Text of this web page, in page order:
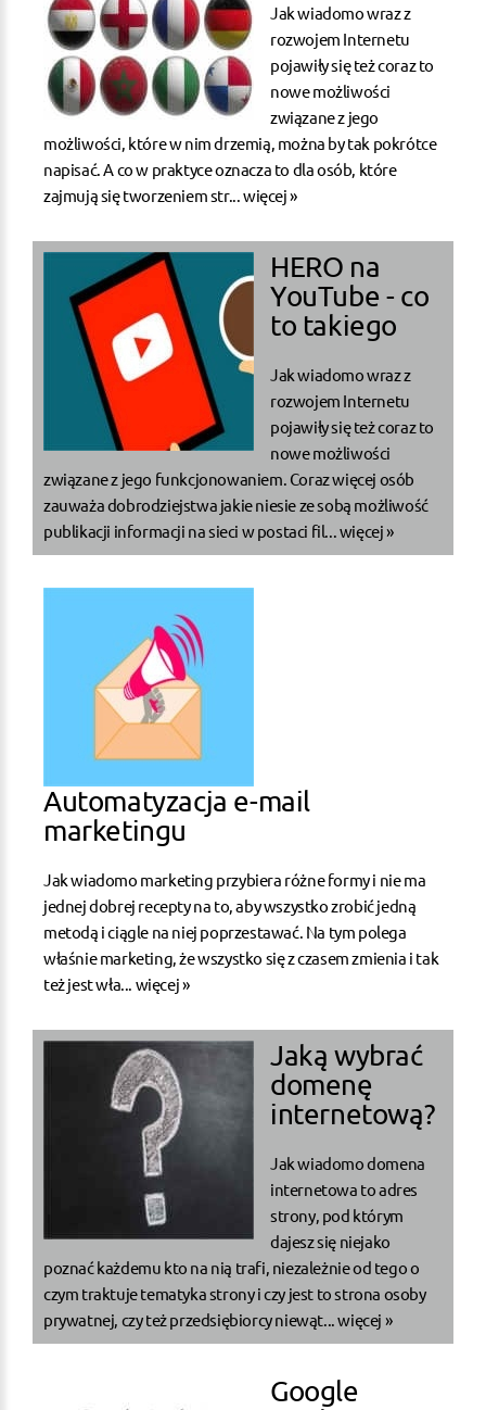
Jak wiadomo wraz z
rozwojem Internetu
pojawiły się też coraz to
nowe możliwości
związane z jego
możliwości, które w nim drzemią, można by tak pokrótce
napisać. A co w praktyce oznacza to dla osób, które
zajmują się tworzeniem str... więcej »
HERO na
YouTube - co
to takiego
Jak wiadomo wraz z
rozwojem Internetu
pojawiły się też coraz to
nowe możliwości
związane z jego funkcjonowaniem. Coraz więcej osób
zauważa dobrodziejstwa jakie niesie ze sobą możliwość
publikacji informacji na sieci w postaci fil... więcej »
Automatyzacja e-mail
marketingu
Jak wiadomo marketing przybiera różne formy i nie ma
jednej dobrej recepty na to, aby wszystko zrobić jedną
metodą i ciągle na niej poprzestawać. Na tym polega
właśnie marketing, że wszystko się z czasem zmienia i tak
też jest wła... więcej »
Jaką wybrać
domenę
internetową?
Jak wiadomo domena
internetowa to adres
strony, pod którym
dajesz się niejako
poznać każdemu kto na nią trafi, niezależnie od tego o
czym traktuje tematyka strony i czy jest to strona osoby
prywatnej, czy też przedsiębiorcy niewąt...więcej »
Google